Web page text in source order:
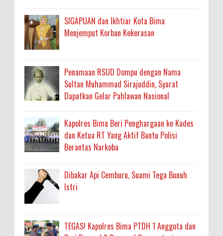
SIGAPUAN dan Ikhtiar Kota Bima
Menjemput Korban Kekerasan
Penamaan RSUD Dompu dengan Nama
Sultan Muhammad Sirajuddin, Syarat
Dapatkan Gelar Pahlawan Nasional
Kapolres Bima Beri Penghargaan ke Kades
dan Ketua RT Yang Aktif Bantu Polisi
Berantas Narkoba
Dibakar Api Cemburu, Suami Tega Bunuh
Istri
TEGAS! Kapolres Bima PTDH 1 Anggota dan